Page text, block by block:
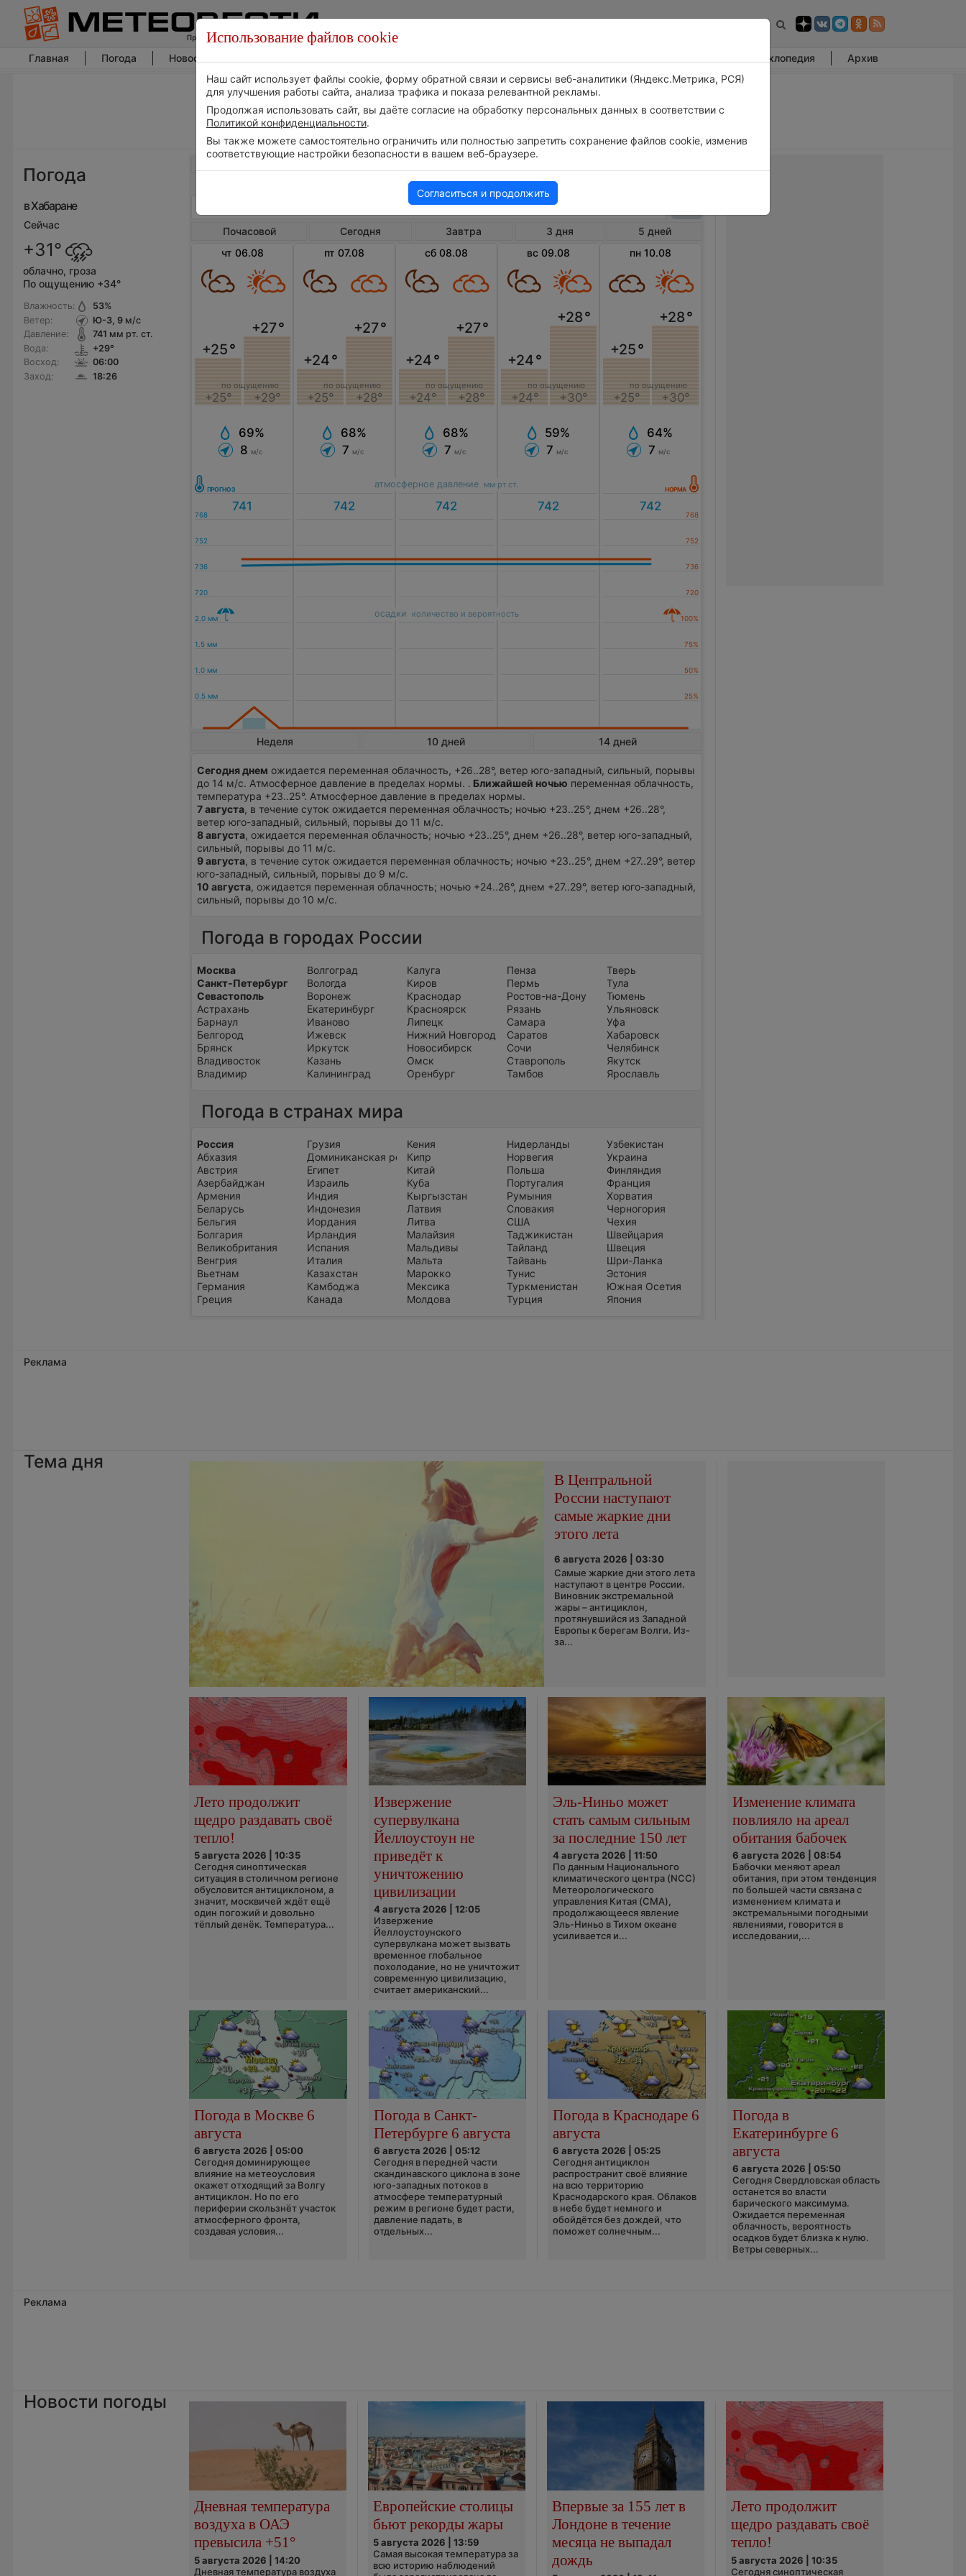
Главная Погода Новости погоды Энциклопедия Архив
Погода
в Хабаране
Сейчас
+31°
облачно, гроза
По ощущению +34°
Влажность:
Ветер:
Давление:
Вода:
Восход:
Заход:
53%
Ю-З, 9м/с
741 мм рт. ст.
+29°
06:00
18:26
Погода в Хабаране
Почасовой Сегодня Завтра 3 дня
5 дней
чт 06.08
+25°
+25°
+27°
+29°
по ощущению
69%
8 м/с
пт 07.08
+24°
+25°
+27°
+28°
по ощущению
68%
7 м/с
сб 08.08
+24°
+24°
+27°
+28°
по ощущению
68%
7 м/с
вс 09.08
+24°
+24°
+28°
+30°
по ощущению
59%
7 м/с
пн 10.08
+25°
+25°
+28°
+30°
по ощущению
64%
7 м/с
атмосферное давление мм рт.ст.
осадки количество и вероятность
Неделя 10 дней 14 дней
Сегодня днем ожидается переменная облачность, +26..28°, ветер юго-западный, сильный, порывы
до 14 м/с. Атмосферное давление в пределах нормы. . Ближайшей ночью переменная облачность,
температура +23..25°. Атмосферное давление в пределах нормы.
7 августа, в течение суток ожидается переменная облачность; ночью +23..25°, днем +26..28°,
ветер юго-западный, сильный, порывы до 11 м/с.
8 августа, ожидается переменная облачность; ночью +23..25°, днем +26..28°, ветер юго-западный,
сильный, порывы до 11 м/с.
9 августа, в течение суток ожидается переменная облачность; ночью +23..25°, днем +27..29°, ветер
юго-западный, сильный, порывы до 9 м/с.
10 августа, ожидается переменная облачность; ночью +24..26°, днем +27..29°, ветер юго-западный,
сильный, порывы до 10 м/с.
Погода в городах России
Москва
Санкт-Петербург
Севастополь
Астрахань
Барнаул
Белгород
Брянск
Владивосток
Владимир
Волгоград
Вологда
Воронеж
Екатеринбург
Иваново
Ижевск
Иркутск
Казань
Калининград
Калуга
Киров
Краснодар
Красноярск
Липецк
Нижний Новгород
Новосибирск
Омск
Оренбург
Пенза
Пермь
Ростов-на-Дону
Рязань
Самара
Саратов
Сочи
Ставрополь
Тамбов
Тверь
Тула
Тюмень
Ульяновск
Уфа
Хабаровск
Челябинск
Якутск
Ярославль
Погода в странах мира
Россия
Абхазия
Австрия
Азербайджан
Армения
Беларусь
Бельгия
Болгария
Великобритания
Венгрия
Вьетнам
Германия
Греция
Грузия
Доминиканская республика
Египет
Израиль
Индия
Индонезия
Иордания
Ирландия
Испания
Италия
Казахстан
Камбоджа
Канада
Кения
Кипр
Китай
Куба
Кыргызстан
Латвия
Литва
Малайзия
Мальдивы
Мальта
Марокко
Мексика
Молдова
Нидерланды
Норвегия
Польша
Португалия
Румыния
Словакия
США
Таджикистан
Тайланд
Тайвань
Тунис
Туркменистан
Турция
Узбекистан
Украина
Финляндия
Франция
Хорватия
Черногория
Чехия
Швейцария
Швеция
Шри-Ланка
Эстония
Южная Осетия
Япония
Реклама
Тема дня
В Центральной
России наступают
самые жаркие дни
этого лета
6 августа 2026 | 03:30
Самые жаркие дни этого лета
наступают в центре России.
Виновник экстремальной
жары – антициклон,
протянувшийся из Западной
Европы к берегам Волги. Из-
за...
Лето продолжит
щедро раздавать своё
тепло!
5 августа 2026 | 10:35
Сегодня синоптическая
ситуация в столичном регионе
обусловится антициклоном, а
значит, москвичей ждёт ещё
один погожий и довольно
тёплый денёк. Температура...
Извержение
супервулкана
Йеллоустоун не
приведёт к
уничтожению
цивилизации
4 августа 2026 | 12:05
Извержение
Йеллоустоунского
супервулкана может вызвать
временное глобальное
похолодание, но не уничтожит
современную цивилизацию,
считает американский...
Эль-Ниньо может
стать самым сильным
за последние 150 лет
4 августа 2026 | 11:50
По данным Национального
климатического центра (NCC)
Метеорологического
управления Китая (CMA),
продолжающееся явление
Эль-Ниньо в Тихом океане
усиливается и...
Изменение климата
повлияло на ареал
обитания бабочек
6 августа 2026 | 08:54
Бабочки меняют ареал
обитания, при этом тенденция
по большей части связана с
изменением климата и
экстремальными погодными
явлениями, говорится в
исследовании,...
Погода в Москве 6
августа
6 августа 2026 | 05:00
Сегодня доминирующее
влияние на метеоусловия
окажет отходящий за Волгу
антициклон. Но по его
периферии скользнёт участок
атмосферного фронта,
создавая условия...
Погода в Санкт-
Петербурге 6 августа
6 августа 2026 | 05:12
Сегодня в передней части
скандинавского циклона в зоне
юго-западных потоков в
атмосфере температурный
режим в регионе будет расти,
давление падать, в
отдельных...
Погода в Краснодаре 6
августа
6 августа 2026 | 05:25
Сегодня антициклон
распространит своё влияние
на всю территорию
Краснодарского края. Облаков
в небе будет немного и
обойдётся без дождей, что
поможет солнечным...
Погода в
Екатеринбурге 6
августа
6 августа 2026 | 05:50
Сегодня Свердловская область
останется во власти
барического максимума.
Ожидается переменная
облачность, вероятность
осадков будет близка к нулю.
Ветры северных...
Реклама
Новости погоды
Дневная температура
воздуха в ОАЭ
превысила +51°
5 августа 2026 | 14:20
Дневная температура воздуха
Европейские столицы
бьют рекорды жары
5 августа 2026 | 13:59
Самая высокая температура за
всю историю наблюдений
Впервые за 155 лет в
Лондоне в течение
месяца не выпадал
дождь
Лето продолжит
щедро раздавать своё
тепло!
5 августа 2026 | 10:35
Сегодня синоптическая
Использование файлов cookie
Наш сайт использует файлы cookie, форму обратной связи и сервисы веб-аналитики (Яндекс.Метрика, РСЯ)
для улучшения работы сайта, анализа трафика и показа релевантной рекламы.
Продолжая использовать сайт, вы даёте согласие на обработку персональных данных в соответствии с
Политикой конфиденциальности.
Вы также можете самостоятельно ограничить или полностью запретить сохранение файлов cookie, изменив
соответствующие настройки безопасности в вашем веб-браузере.
Согласиться и продолжить